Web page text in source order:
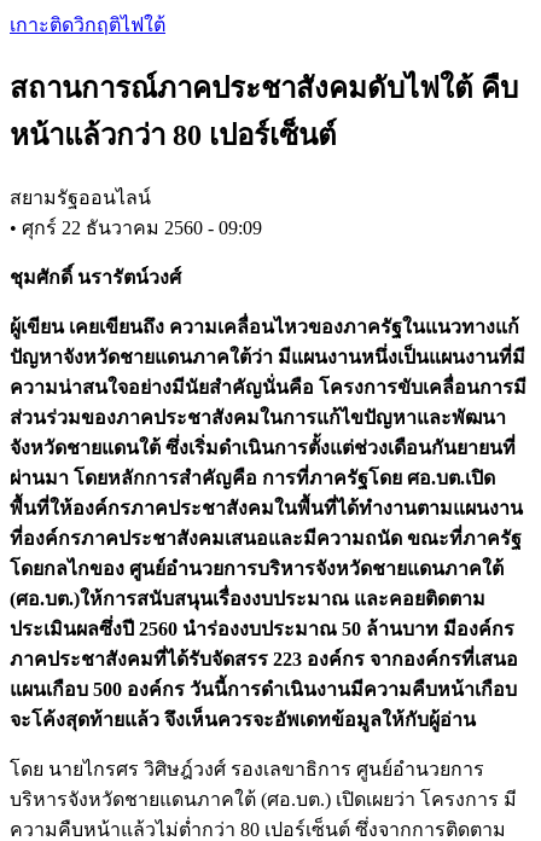
Skip
content
เกาะติดวิกฤติไฟใต้
สถานการณ์ภาคประชาสังคมดับไฟใต้ คืบ
หน้าแล้วกว่า 80 เปอร์เซ็นต์
สยามรัฐออนไลน์
• ศุกร์ 22 ธันวาคม 2560 - 09:09
ชุมศักดิ์ นรารัตน์วงศ์
ผู้เขียน เคยเขียนถึง ความเคลื่อนไหวของภาครัฐในแนวทางแก้
ปัญหาจังหวัดชายแดนภาคใต้ว่า มีแผนงานหนึ่งเป็นแผนงานที่มี
ความน่าสนใจอย่างมีนัยสำคัญนั่นคือ โครงการขับเคลื่อนการมี
ส่วนร่วมของภาคประชาสังคมในการแก้ไขปัญหาและพัฒนา
จังหวัดชายแดนใต้ ซึ่งเริ่มดำเนินการตั้งแต่ช่วงเดือนกันยายนที่
ผ่านมา โดยหลักการสำคัญคือ การที่ภาครัฐโดย ศอ.บต.เปิด
พื้นที่ให้องค์กรภาคประชาสังคมในพื้นที่ได้ทำงานตามแผนงาน
ที่องค์กรภาคประชาสังคมเสนอและมีความถนัด ขณะที่ภาครัฐ
โดยกลไกของ ศูนย์อำนวยการบริหารจังหวัดชายแดนภาคใต้
(ศอ.บต.)ให้การสนับสนุนเรื่องงบประมาณ และคอยติดตาม
ประเมินผลซึ่งปี 2560 นำร่องงบประมาณ 50 ล้านบาท มีองค์กร
ภาคประชาสังคมที่ได้รับจัดสรร 223 องค์กร จากองค์กรที่เสนอ
แผนเกือบ 500 องค์กร วันนี้การดำเนินงานมีความคืบหน้าเกือบ
จะโค้งสุดท้ายแล้ว จึงเห็นควรจะอัพเดทข้อมูลให้กับผู้อ่าน
โดย นายไกรศร วิศิษฎ์วงศ์ รองเลขาธิการ ศูนย์อำนวยการ
บริหารจังหวัดชายแดนภาคใต้ (ศอ.บต.) เปิดเผยว่า โครงการ มี
ความคืบหน้าแล้วไม่ต่ำกว่า 80 เปอร์เซ็นต์ ซึ่งจากการติดตาม